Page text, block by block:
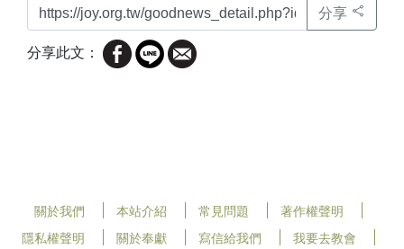
分享
分享此文：
關於我們 本站介紹 常見問題
著作權聲明
隱私權聲明
關於奉獻 寫信給我們 我要去教會